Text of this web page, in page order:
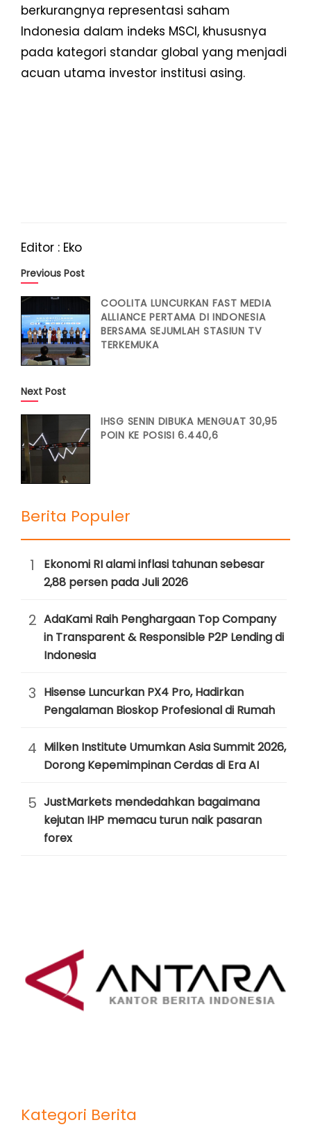
berkurangnya representasi saham
Indonesia dalam indeks MSCI, khususnya
pada kategori standar global yang menjadi
acuan utama investor institusi asing.
Editor : Eko
Previous Post
COOLITA LUNCURKAN FAST MEDIA
ALLIANCE PERTAMA DI INDONESIA
BERSAMA SEJUMLAH STASIUN TV
TERKEMUKA
Next Post
IHSG SENIN DIBUKA MENGUAT 30,95
POIN KE POSISI 6.440,6
Berita Populer
1
Ekonomi RI alami inflasi tahunan sebesar
2,88 persen pada Juli 2026
2 AdaKami Raih Penghargaan Top Company
in Transparent & Responsible P2P Lending di
Indonesia
3 Hisense Luncurkan PX4 Pro, Hadirkan
Pengalaman Bioskop Profesional di Rumah
4 Milken Institute Umumkan Asia Summit 2026,
Dorong Kepemimpinan Cerdas di Era AI
5 JustMarkets mendedahkan bagaimana
kejutan IHP memacu turun naik pasaran
forex
Kategori Berita